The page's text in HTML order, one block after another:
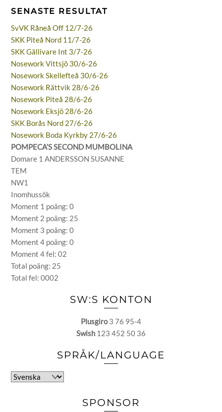
SENASTE RESULTAT
SvVK Råneå Off 12/7-26
SKK Piteå Nord 11/7-26
SKK Gällivare Int 3/7-26
Nosework Vittsjö 30/6-26
Nosework Skellefteå 30/6-26
Nosework Rättvik 28/6-26
Nosework Piteå 28/6-26
Nosework Eksjö 28/6-26
SKK Borås Nord 27/6-26
Nosework Boda Kyrkby 27/6-26
POMPECA’S SECOND MUMBOLINA
Domare 1 ANDERSSON SUSANNE
TEM
NW1
Inomhussök
Moment 1 poäng: 0
Moment 2 poäng: 25
Moment 3 poäng: 0
Moment 4 poäng: 0
Moment 4 fel: 02
Total poäng: 25
Total fel: 0002
SW:S KONTON
Plusgiro3 76 95-4
Swish 123 452 50 36
SPRÅK/LANGUAGE
Välj
SPONSOR